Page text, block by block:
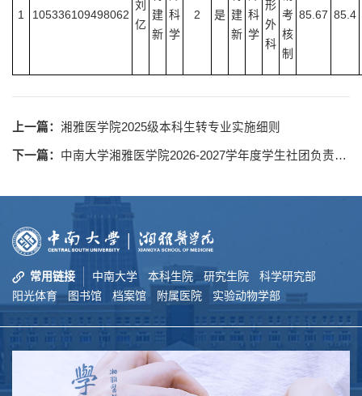
1 105336109498062
刘
亿
建
新
科
学
2 是 建
新
科
学
形
外
科
考
核
制
85.67 85.4
上一篇： 湘雅医学院2025级本科生转专业实施细则
下一篇： 中南大学湘雅医学院2026-2027学年度学生社团负责人候选名单公示
常用链接 中南大学 本科生院 研究生院
科学研究部
阳光体育
图书馆 档案馆 附属医院 实验动物学部